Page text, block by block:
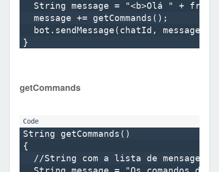
String message = "<b>Olá " +
  message += getCommands();
bot.sendMessage(chatId, message,
getCommands
String getCommands()
{
//String com a lista de mensagens